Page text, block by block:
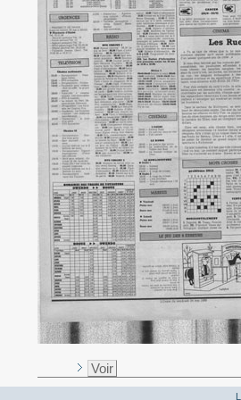
Voir